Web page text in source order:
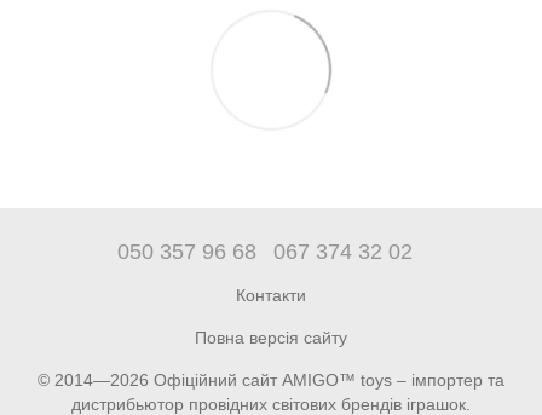
050 357 96 68 067 374 32 02
Контакти
Повна версія сайту
© 2014—2026 Офіційний сайт AMIGO™ toys – імпортер та
дистрибьютор провідних світових брендів іграшок.